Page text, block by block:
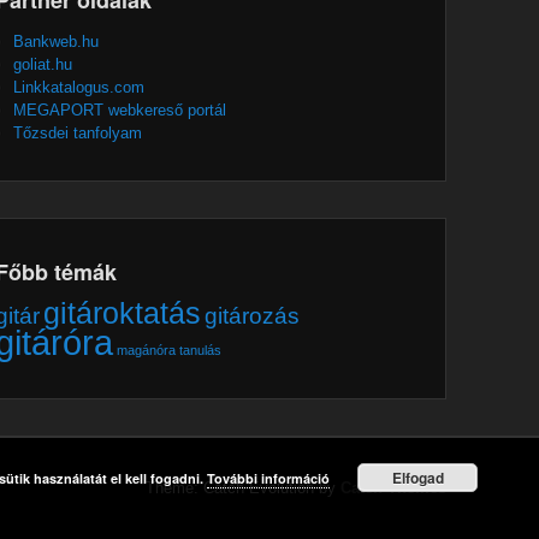
Bankweb.hu
goliat.hu
Linkkatalogus.com
MEGAPORT webkereső portál
Tőzsdei tanfolyam
témák
gitároktatásgitározás
magánóra tanulás
Theme: Catch Evolution by Catch Themes
használatát el kell fogadni.További információ Elfogad